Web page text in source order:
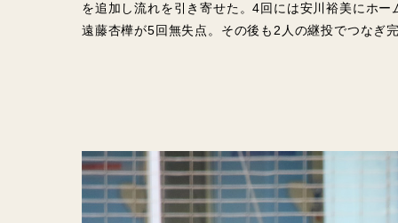
を追加し流れを引き寄せた。4回には安川裕美にホ
遠藤杏樺が5回無失点。その後も2人の継投でつなぎ